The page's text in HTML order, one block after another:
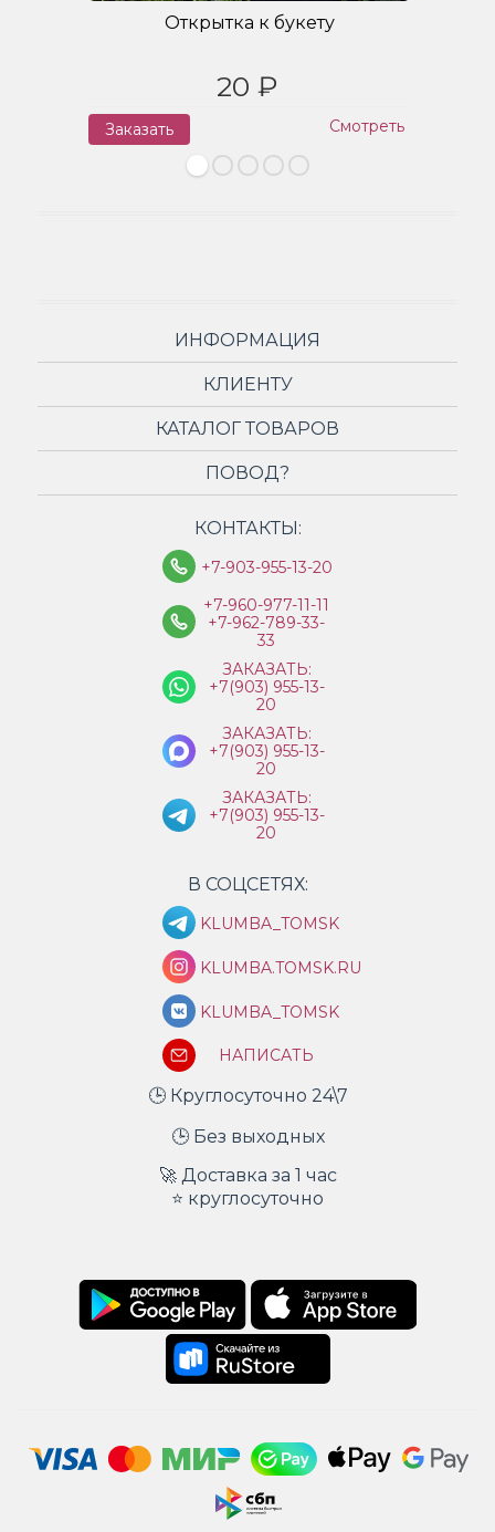
Открытка к букету
20 ₽
Заказать Смотреть
ИНФОРМАЦИЯ
КЛИЕНТУ
КАТАЛОГ ТОВАРОВ
ПОВОД?
КОНТАКТЫ:
+7-903-955-13-20
+7-960-977-11-11
+7-962-789-33-
33
ЗАКАЗАТЬ:
+7(903) 955-13-
20
ЗАКАЗАТЬ:
+7(903) 955-13-
20
ЗАКАЗАТЬ:
+7(903) 955-13-
20
В СОЦСЕТЯХ:
KLUMBA_TOMSK
KLUMBA.TOMSK.RU
KLUMBA_TOMSK
НАПИСАТЬ
🕒 Круглосуточно 24\7
🕒 Без выходных
🚀 Доставка за 1 час
⭐ круглосуточно